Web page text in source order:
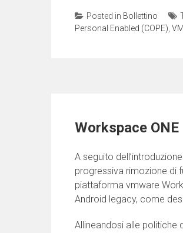
Posted in Bollettino
Personal Enabled (COPE)
Workspace
A seguito
progressiva rimozione di
piattaforma vmware
Android legacy, come
Allineandosi alle politiche